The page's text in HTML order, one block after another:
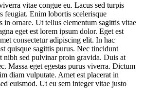
vitae congue eu. Lacus sed turpis
feugiat. Enim lobortis scelerisque
in ornare. Ut tellus elementum sagittis vitae
eget est lorem ipsum dolor. Eget est
consectetur adipiscing elit. In hac
quisque sagittis purus. Nec tincidunt
nibh sed pulvinar proin gravida. Duis at
Massa eget egestas purus viverra. Dictum
diam vulputate. Amet est placerat in
euismod. Ut eu sem integer vitae justo